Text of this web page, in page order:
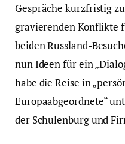
Gespräche kurzfristig
gravierenden Konflikte
beiden Russland-
nun Ideen für ein
habe die Reise in
Europaabgeordnete“
der Schulenburg und